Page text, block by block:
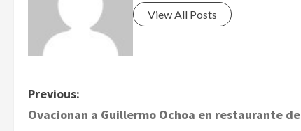
View All Posts
P
Previous:
Ovacionan a Guillermo Ochoa en restaurante de